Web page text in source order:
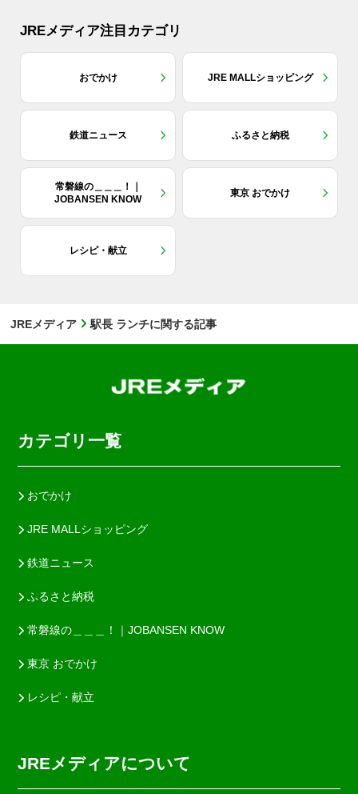
JREメディア注目カテゴリ
おでかけ JRE MALLショッピング
鉄道ニュース ふるさと納税
常磐線の＿＿＿！｜
JOBANSEN KNOW
東京 おでかけ
レシピ・献立
JREメディア 駅長 ランチに関する記事
カテゴリ一覧
おでかけ
JRE MALLショッピング
鉄道ニュース
ふるさと納税
常磐線の＿＿＿！｜JOBANSEN KNOW
東京 おでかけ
レシピ・献立
JREメディアについて